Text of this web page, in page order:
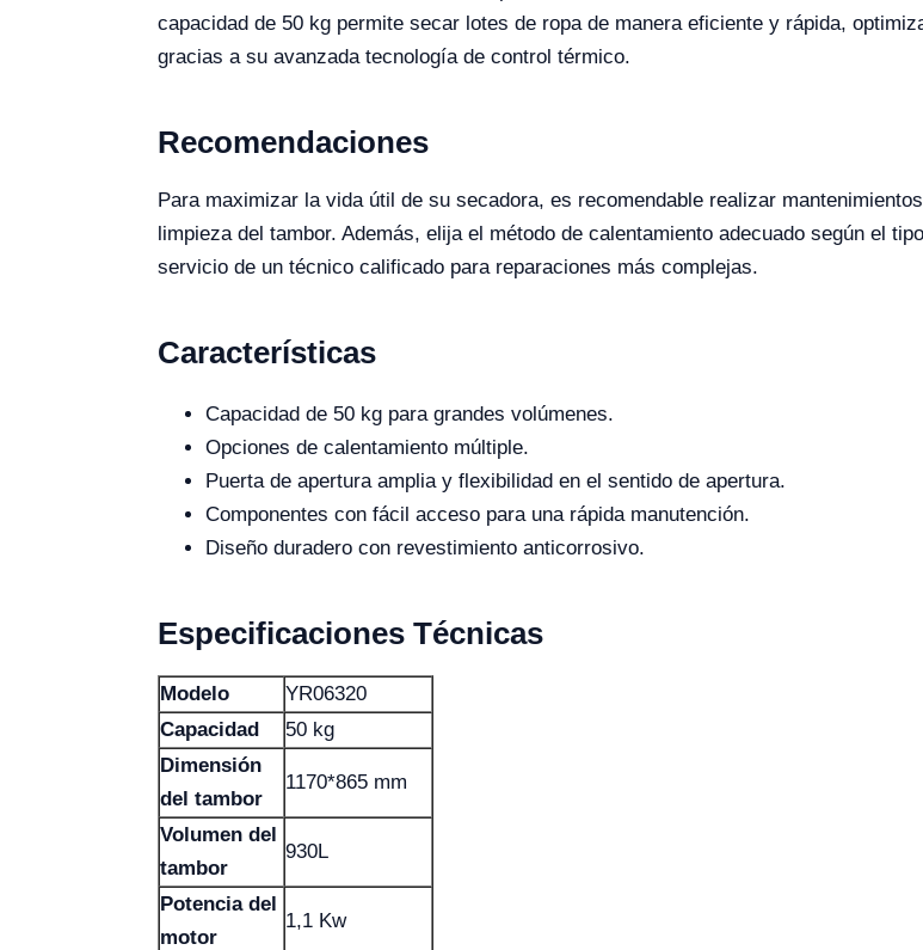
capacidad de 50 kg permite secar lotes de ropa de manera eficiente y rápida,
gracias a su avanzada tecnología de control térmico.
Recomendaciones
Para maximizar la vida útil de su secadora, es recomendable realizar
limpieza del tambor. Además, elija el método de calentamiento adecuado según el
servicio de un técnico calificado para reparaciones más complejas.
Características
Capacidad de 50 kg para grandes volúmenes.
Opciones de calentamiento múltiple.
Puerta de apertura amplia y flexibilidad en el sentido de apertura.
Componentes con fácil acceso para una rápida manutención.
Diseño duradero con revestimiento anticorrosivo.
Especificaciones Técnicas
Modelo
YR06320
Capacidad
50 kg
Dimensión
del tambor
1170*865 mm
Volumen del
tambor
930L
Potencia del
motor
1,1 Kw